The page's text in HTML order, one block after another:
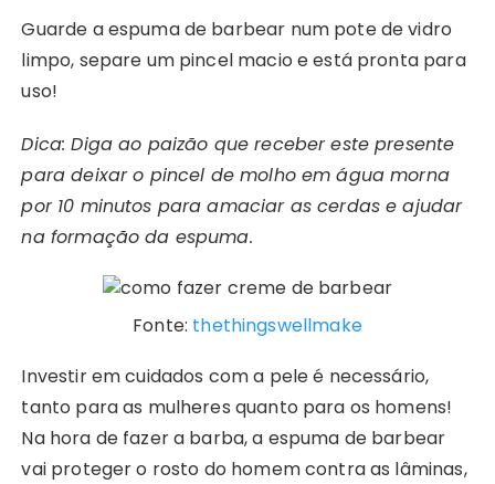
Guarde a espuma de barbear num pote de vidro
limpo, separe um pincel macio e está pronta para
uso!
Dica: Diga ao paizão que receber este presente
para deixar o pincel de molho em água morna
por 10 minutos para amaciar as cerdas e ajudar
na formação da espuma.
Fonte: thethingswellmake
Investir em cuidados com a pele é necessário,
tanto para as mulheres quanto para os homens!
Na hora de fazer a barba, a espuma de barbear
vai proteger o rosto do homem contra as lâminas,